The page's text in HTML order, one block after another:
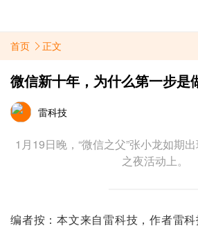
首页 正文
微信新十年，为什么第一步是
雷科技
1月19日晚，“微信之父”张小龙如期
之夜活动上。
编者按：本文来自雷科技，作者雷